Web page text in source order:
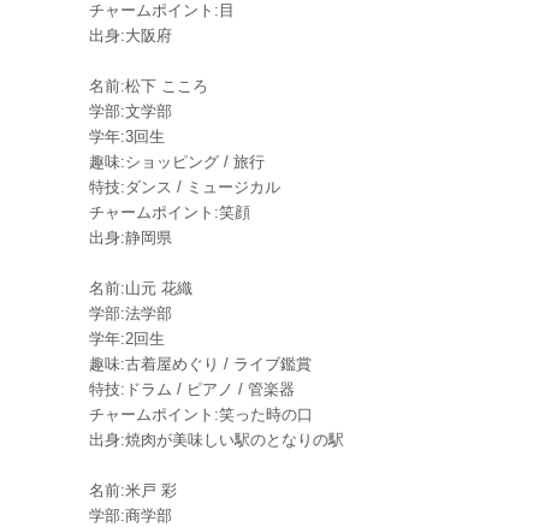
チャームポイント:目
出身:大阪府
名前:松下 こころ
学部:文学部
学年:3回生
趣味:ショッピング / 旅行
特技:ダンス / ミュージカル
チャームポイント:笑顔
出身:静岡県
名前:山元 花織
学部:法学部
学年:2回生
趣味:古着屋めぐり / ライブ鑑賞
特技:ドラム / ピアノ / 管楽器
チャームポイント:笑った時の口
出身:焼肉が美味しい駅のとなりの駅
名前:米戸 彩
学部:商学部